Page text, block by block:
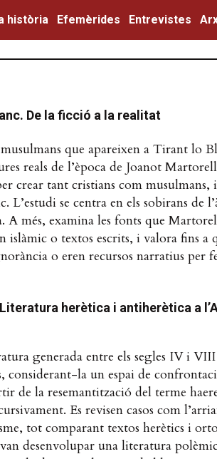
història Efemèrides Entrevistes
De la ficció a la realitat
que apareixen a Tirant lo
reals de l’època de Joanot
crear tant cristians com
L’estudi se centra en els sobirans de
més, examina les fonts que
islàmic o textos escrits, i valora fins a
o eren recursos narratius per
herètica i antiherètica a
generada entre els segles IV i
considerant-la un espai de
de la resemantització del terme
Es revisen casos com
tot comparant textos herètics i
desenvolupar una literatura